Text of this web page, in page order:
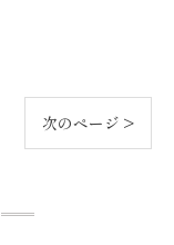
次のページ >